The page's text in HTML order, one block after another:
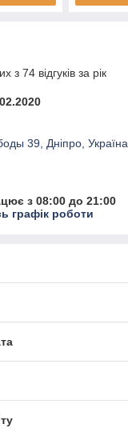
з 74 відгуків за рік
39, Дніпро, Україна
з 08:00 до 21:00
графік роботи